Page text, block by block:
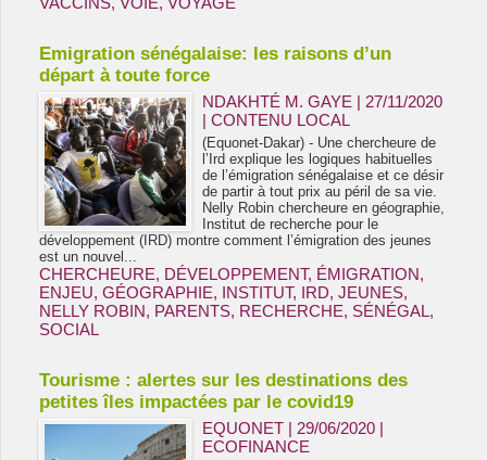
Emigration sénégalaise: les raisons d’un
départ à toute force
NDAKHTÉ M. GAYE | 27/11/2020
|CONTENU LOCAL
(Equonet-Dakar) - Une chercheure de
l’Ird explique les logiques habituelles
de l’émigration sénégalaise et ce désir
de partir à tout prix au péril de sa vie.
Nelly Robin chercheure en géographie,
Institut de recherche pour le
développement (IRD) montre comment l’émigration des jeunes
est un nouvel...
CHERCHEURE, DÉVELOPPEMENT, ÉMIGRATION,
ENJEU, GÉOGRAPHIE, INSTITUT, IRD, JEUNES,
NELLY ROBIN, PARENTS, RECHERCHE, SÉNÉGAL,
SOCIAL
Tourisme : alertes sur les destinations des
petites îles impactées par le covid19
EQUONET | 29/06/2020 |
ECOFINANCE